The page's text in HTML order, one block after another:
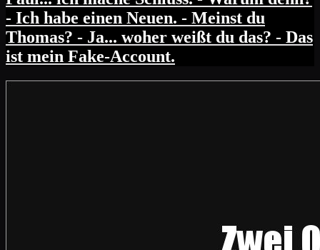
- Ich habe einen Neuen. - Meinst du
Thomas? - Ja... woher weißt du das? - Das
ist mein Fake-Account.